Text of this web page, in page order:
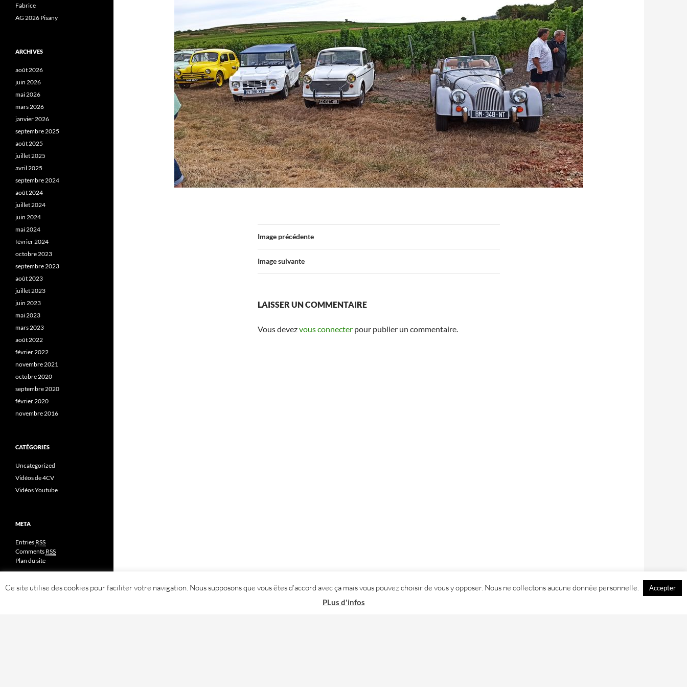
Image précédente
Image suivante
LAISSER UN COMMENTAIRE
Vous devezvous connecter pour publier un commentaire.
Fabrice
AG 2026 Pisany
ARCHIVES
août 2026
juin 2026
mai 2026
mars 2026
janvier 2026
septembre 2025
août 2025
juillet 2025
avril 2025
septembre 2024
août 2024
juillet 2024
juin 2024
mai 2024
février 2024
octobre 2023
septembre 2023
août 2023
juillet 2023
juin 2023
mai 2023
mars 2023
août 2022
février 2022
novembre 2021
octobre 2020
septembre 2020
février 2020
novembre 2016
CATÉGORIES
Uncategorized
Vidéos de 4CV
Vidéos Youtube
META
Entries RSS
Comments RSS
Plan du site
Ce site utilise des cookies pour faciliter votre navigation. Nous supposons que vous êtes d'accord avec ça mais vous pouvez choisir de vous y opposer. Nous ne collectons aucune donnée personnelle. Accepter
PLus d'infos